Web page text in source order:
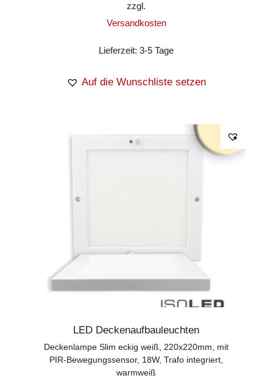
zzgl.
Versandkosten
Lieferzeit:3-5 Tage
Auf die Wunschliste setzen
LED Deckenaufbauleuchten
Deckenlampe Slim eckig weiß, 220x220mm, mit
PIR-Bewegungssensor, 18W, Trafo integriert,
warmweiß